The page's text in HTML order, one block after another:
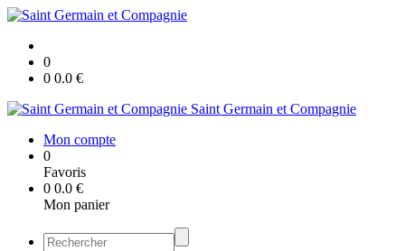
0
0 0.0 €
Saint Germain et Compagnie
Mon compte
0
Favoris
0 0.0 €
Mon panier